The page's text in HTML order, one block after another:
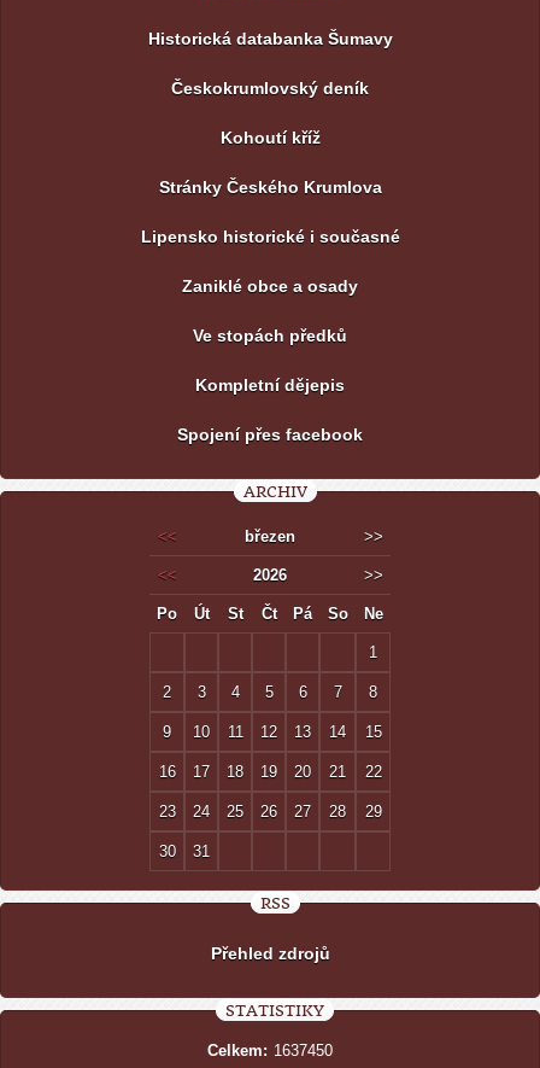
Historická databanka Šumavy
Českokrumlovský deník
Kohoutí kříž
Stránky Českého Krumlova
Lipensko historické i současné
Zaniklé obce a osady
Ve stopách předků
Kompletní dějepis
Spojení přes facebook
ARCHIV
<< březen >>
<< 2026 >>
Po Út St Čt Pá So Ne
1
2 3 4 5 6 7 8
9 10 11 12 13 14 15
16 17 18 19 20 21 22
23 24 25 26 27 28 29
30 31
RSS
Přehled zdrojů
STATISTIKY
Celkem: 1637450